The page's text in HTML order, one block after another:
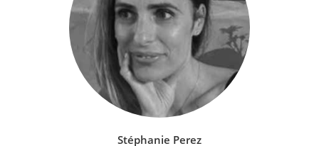
Stéphanie Perez